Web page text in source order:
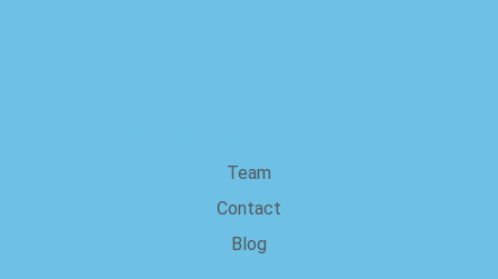
Team
Contact
Blog